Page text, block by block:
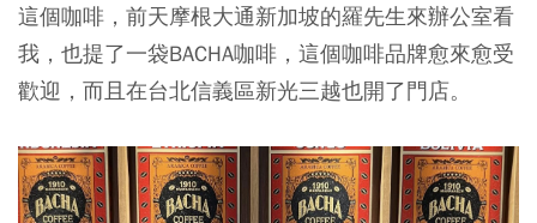
這個咖啡，前天摩根大通新加坡的羅先生來辦公室看
我，也提了一袋BACHA咖啡，這個咖啡品牌愈來愈受
歡迎，而且在台北信義區新光三越也開了門店。